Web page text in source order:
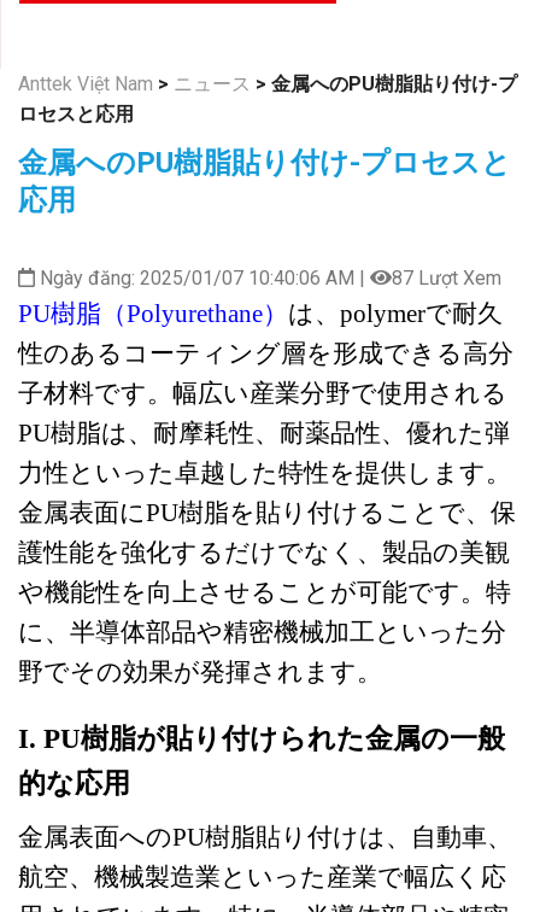
Anttek Việt Nam > ニュース > 金属へのPU樹脂貼り付け-プ
ロセスと応用
金属へのPU樹脂貼り付け-プロセスと
応用
Ngày đăng: 2025/01/07 10:40:06 AM | 87 Lượt Xem
PU樹脂（Polyurethane） は、 polymerで耐久
性のあるコーティング層を形成できる高分
子材料です。幅広い産業分野で使用される
PU樹脂は、耐摩耗性、耐薬品性、優れた弾
力性といった卓越した特性を提供します。
金属表面にPU樹脂を貼り付けることで、保
護性能を強化するだけでなく、製品の美観
や機能性を向上させることが可能です。特
に、半導体部品や精密機械加工といった分
野でその効果が発揮されます。
I. PU樹脂が貼り付けられた金属の一般
的な応用
金属表面へのPU樹脂貼り付けは、自動車、
航空、機械製造業といった産業で幅広く応